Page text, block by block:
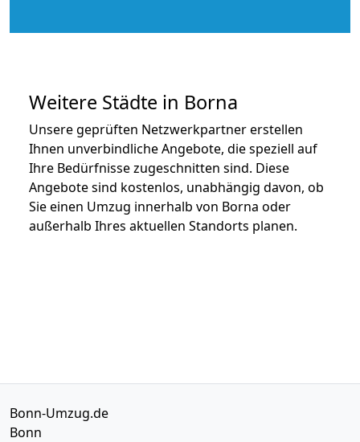
Weitere Städte in Borna
Unsere geprüften Netzwerkpartner erstellen
Ihnen unverbindliche Angebote, die speziell auf
Ihre Bedürfnisse zugeschnitten sind. Diese
Angebote sind kostenlos, unabhängig davon, ob
Sie einen Umzug innerhalb von Borna oder
außerhalb Ihres aktuellen Standorts planen.
Bonn-Umzug.de
Bonn